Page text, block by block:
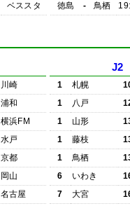
ベススタ
徳島
- 鳥栖
川崎
浦和
横浜FM
水戸
京都
岡山
名古屋
J2
1 札幌
1
八戸
1
山形
1
藤枝
1
鳥栖
6
いわき
7
大宮